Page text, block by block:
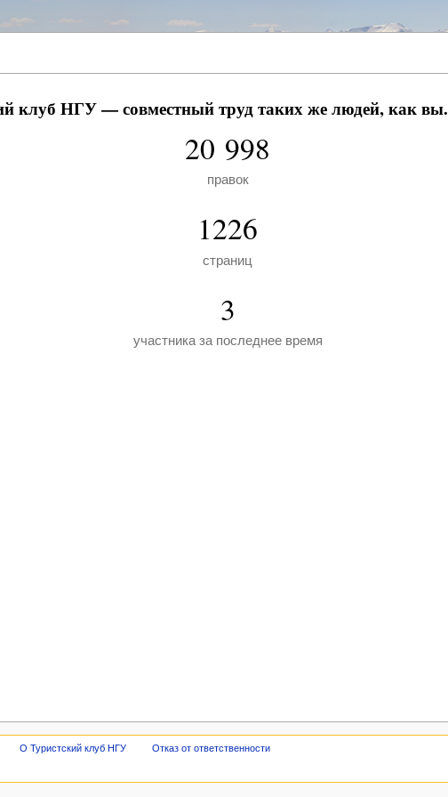
клуб НГУ — совместный труд таких же людей, как вы.
20 998
правок
1226
страниц
3
участника за последнее время
О Туристский клуб НГУ Отказ от ответственности